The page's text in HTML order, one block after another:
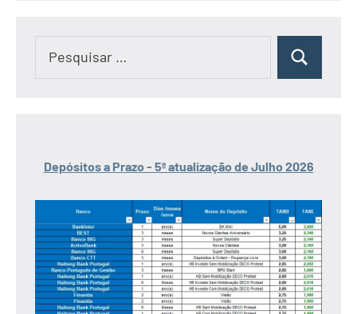
Pesquisar
Depósitos a Prazo - 5ª atualização de Julho 2026